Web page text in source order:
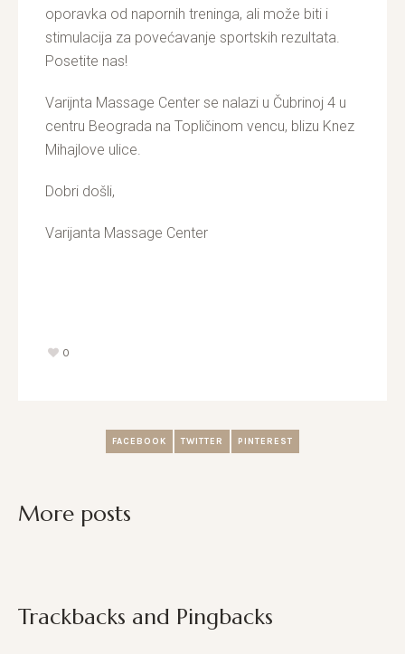
oporavka od napornih treninga, ali može biti i
stimulacija za povećavanje sportskih rezultata.
Posetite nas!
Varijnta Massage Center se nalazi u Čubrinoj 4 u
centru Beograda na Topličinom vencu, blizu Knez
Mihajlove ulice.
Dobri došli,
Varijanta Massage Center
0
FACEBOOK TWITTER PINTEREST
More posts
Trackbacks and Pingbacks